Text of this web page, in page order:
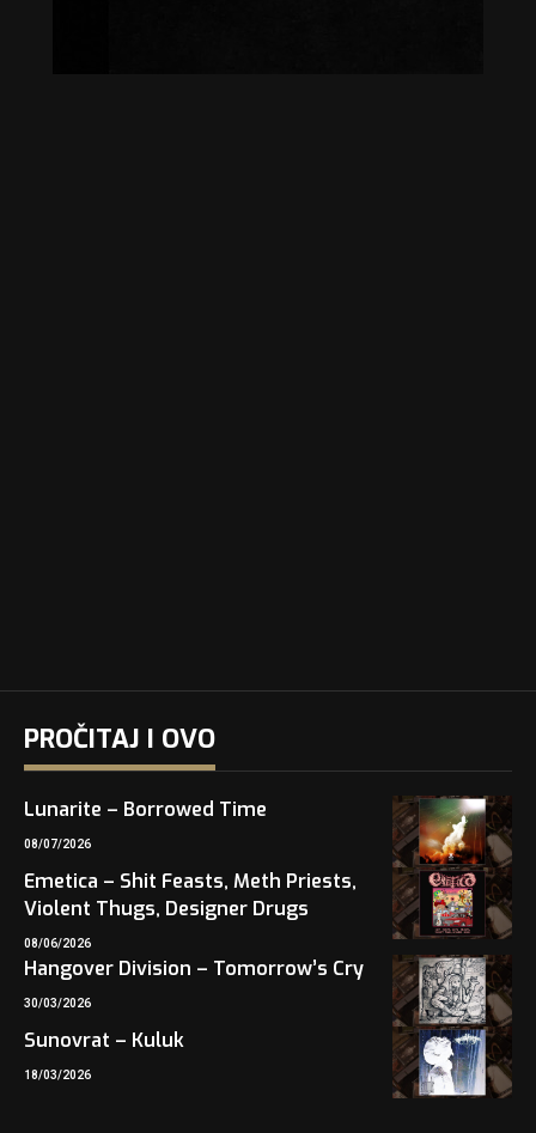
PROČITAJ I OVO
Lunarite – Borrowed Time
08/07/2026
Emetica – Shit Feasts, Meth Priests,
Violent Thugs, Designer Drugs
08/06/2026
Hangover Division – Tomorrow’s Cry
30/03/2026
Sunovrat – Kuluk
18/03/2026